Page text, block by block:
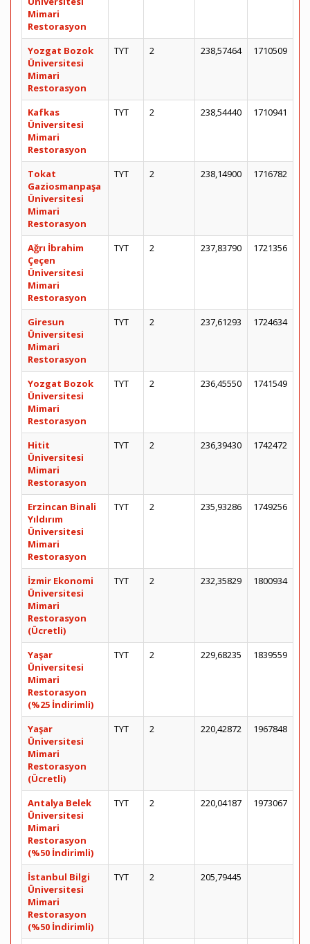
Mimari
Restorasyon
Yozgat Bozok
Üniversitesi
Mimari
Restorasyon
TYT 2 238,57464 1710509
Kafkas
Üniversitesi
Mimari
Restorasyon
TYT 2 238,54440 1710941
Tokat
Gaziosmanpaşa
Üniversitesi
Mimari
Restorasyon
TYT 2 238,14900 1716782
Ağrı İbrahim
Çeçen
Üniversitesi
Mimari
Restorasyon
TYT 2 237,83790 1721356
Giresun
Üniversitesi
Mimari
Restorasyon
TYT 2 237,61293 1724634
Yozgat Bozok
Üniversitesi
Mimari
Restorasyon
TYT 2 236,45550 1741549
Hitit
Üniversitesi
Mimari
Restorasyon
TYT 2 236,39430 1742472
Erzincan Binali
Yıldırım
Üniversitesi
Mimari
Restorasyon
TYT 2 235,93286 1749256
İzmir Ekonomi
Üniversitesi
Mimari
Restorasyon
(Ücretli)
TYT 2 232,35829 1800934
Yaşar
Üniversitesi
Mimari
Restorasyon
(%25 İndirimli)
TYT 2 229,68235 1839559
Yaşar
Üniversitesi
Mimari
Restorasyon
(Ücretli)
TYT 2 220,42872 1967848
Antalya Belek
Üniversitesi
Mimari
Restorasyon
(%50 İndirimli)
TYT 2 220,04187 1973067
İstanbul Bilgi
Üniversitesi
Mimari
Restorasyon
(%50 İndirimli)
TYT 2 205,79445